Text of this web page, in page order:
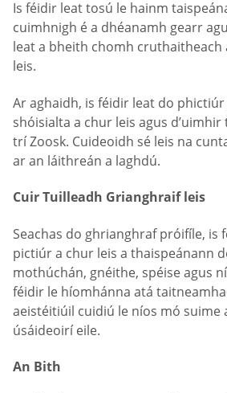
Is féidir leat tosú le hainm
cuimhnigh é a dhéanamh gearr
leat a bheith chomh cruthaitheach
leis.
Ar aghaidh, is féidir leat do
shóisialta a chur leis agus
trí Zoosk. Cuideoidh sé leis na
ar an láithreán a laghdú.
Cuir Tuilleadh Grianghraif leis
Seachas do ghrianghraf próifíle, is
pictiúr a chur leis a thaispeánann
mothúchán, gnéithe, spéise agus
féidir le híomhánna atá
aeistéitiúil cuidiú le níos mó suime
úsáideoirí eile.
An Bith